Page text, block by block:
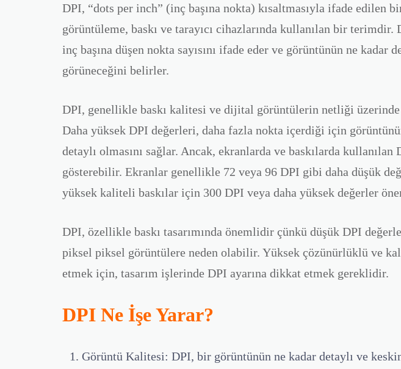
DPI, “dots per inch” (inç başına nokta) kısaltmasıyla ifade
görüntüleme, baskı ve tarayıcı cihazlarında kullanılan bir
inç başına düşen nokta sayısını ifade eder ve görüntünün ne kadar
görüneceğini belirler.
DPI, genellikle baskı kalitesi ve dijital görüntülerin netliği
Daha yüksek DPI değerleri, daha fazla nokta içerdiği için
detaylı olmasını sağlar. Ancak, ekranlarda ve baskılarda
gösterebilir. Ekranlar genellikle 72 veya 96 DPI gibi daha düşük
yüksek kaliteli baskılar için 300 DPI veya daha yüksek değerler
DPI, özellikle baskı tasarımında önemlidir çünkü düşük DPI
piksel piksel görüntülere neden olabilir. Yüksek çözünürlüklü ve
etmek için, tasarım işlerinde DPI ayarına dikkat etmek gereklidir.
DPI Ne İşe Yarar?
Görüntü Kalitesi: DPI, bir görüntünün ne kadar detaylı ve